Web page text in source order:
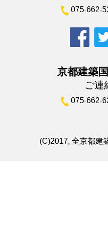
075-662-
京都建築
ご連
075-662-
(C)2017, 全京都建